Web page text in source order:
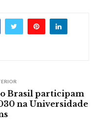
Brasil participam
na Universidade